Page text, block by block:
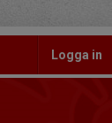
Logga in